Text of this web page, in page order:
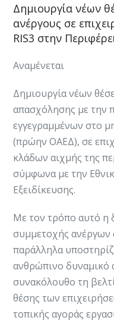
Δημιουργία νέων
ανέργους σε
RIS3 στην
Αναμένεται
Δημιουργία νέων
απασχόλησης με την
εγγεγραμμένων στο
(πρώην ΟΑΕΔ), σε
κλάδων αιχμής της
σύμφωνα με την
Εξειδίκευσης.
Με τον τρόπο αυτό η
συμμετοχής ανέργων
παράλληλα
ανθρώπινο
συνακόλουθο τη
θέσης των
τοπικής αγοράς